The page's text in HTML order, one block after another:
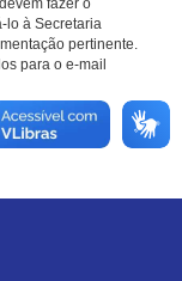
fazer o
lo à Secretaria
pertinente.
para o e-mail